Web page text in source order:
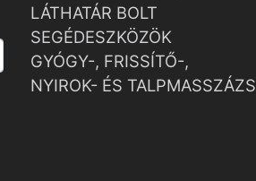
LÁTHATÁR BOLT
SEGÉDESZKÖZÖK
GYÓGY-, FRISSÍTŐ-,
NYIROK- ÉS TALPMASSZÁZS